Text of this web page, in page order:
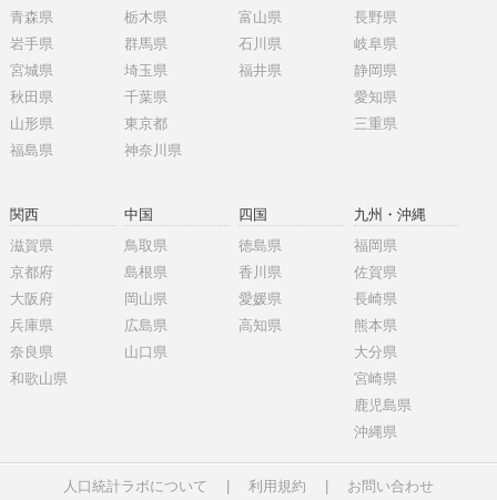
青森県
岩手県
宮城県
秋田県
山形県
福島県
栃木県
群馬県
埼玉県
千葉県
東京都
神奈川県
富山県
石川県
福井県
長野県
岐阜県
静岡県
愛知県
三重県
関西
滋賀県
京都府
大阪府
兵庫県
奈良県
和歌山県
中国
鳥取県
島根県
岡山県
広島県
山口県
四国
徳島県
香川県
愛媛県
高知県
九州・沖縄
福岡県
佐賀県
長崎県
熊本県
大分県
宮崎県
鹿児島県
沖縄県
人口統計ラボについて 利用規約 お問い合わせ